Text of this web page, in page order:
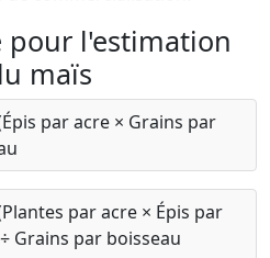
pour l'estimation
maïs
par acre × Grains par
par acre × Épis par
Grains par boisseau